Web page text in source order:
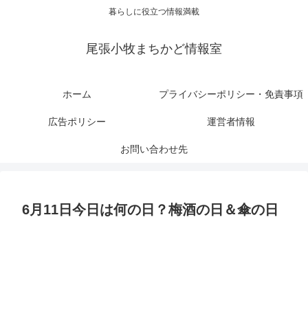
暮らしに役立つ情報満載
尾張小牧まちかど情報室
ホーム プライバシーポリシー・免責事項
広告ポリシー 運営者情報
お問い合わせ先
6月11日今日は何の日？梅酒の日＆傘の日